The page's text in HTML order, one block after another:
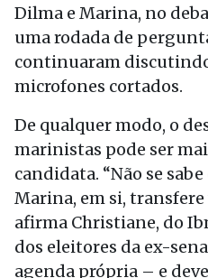
Dilma e Marina, no
uma rodada de
continuaram
microfones cortados.
De qualquer modo, o
marinistas pode ser
candidata. “Não se
Marina, em si, transfere
afirma Christiane, do
dos eleitores da ex-
agenda própria – e